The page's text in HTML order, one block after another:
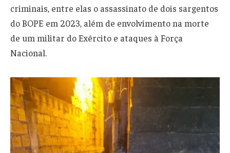
criminais, entre elas o assassinato de dois sargentos
do BOPE em 2023, além de envolvimento na morte
de um militar do Exército e ataques à Força
Nacional.